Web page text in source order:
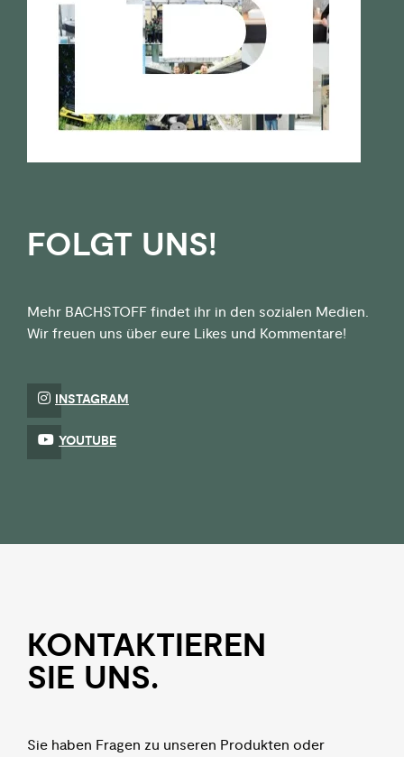
FOLGT UNS!
Mehr BACHSTOFF findet ihr in den sozialen Medien.
Wir freuen uns über eure Likes und Kommentare!
INSTAGRAM
YOUTUBE
KON­TAKTIEREN
SIE UNS.
Sie haben Fragen zu unseren Produkten oder